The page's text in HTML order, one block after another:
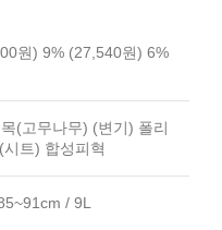
원) 9% (27,540원) 6%
(고무나무) (변기) 폴리
시트) 합성피혁
/ 9L